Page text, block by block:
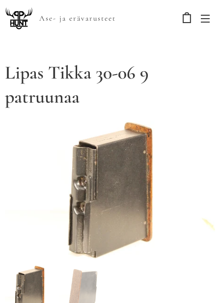
Ase- ja erävarusteet
Lipas Tikka 30-06 9
patruunaa